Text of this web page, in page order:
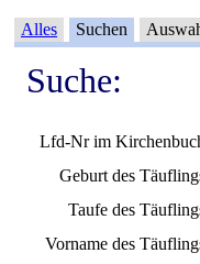
Alles Suchen
Suche:
Lfd-Nr im
Geburt des
Taufe des
Vorname des